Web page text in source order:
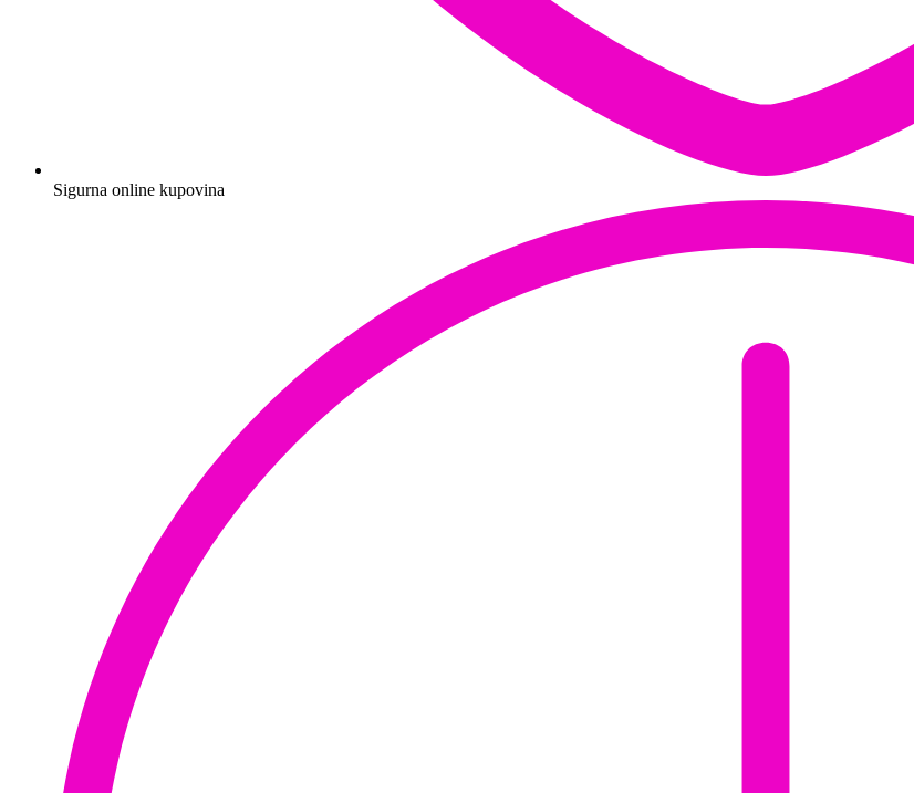
Sigurna online kupovina